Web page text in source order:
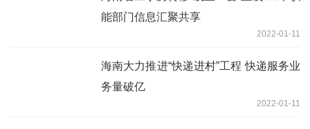
能部门信息汇聚共享
2022-01-11
海南大力推进“快递进村”工程 快递服务业
务量破亿
2022-01-11